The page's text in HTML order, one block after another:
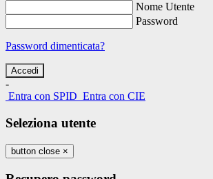
Nome Utente
Password
Password dimenticata?
-
Entra con SPID Entra con CIE
Seleziona utente
button close ×